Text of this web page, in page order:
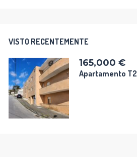
VISTO RECENTEMENTE
165,000 €
Apartamento T2